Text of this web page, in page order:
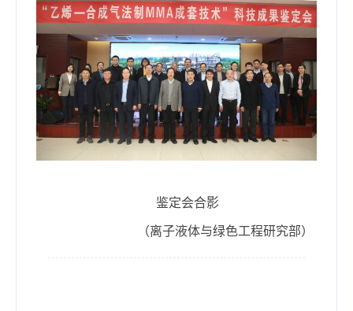
鉴定会合影
（离子液体与绿色工程研究部）